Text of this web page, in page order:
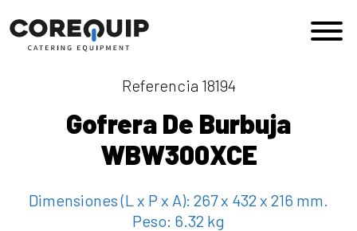
Navegación principal
Referencia 18194
Gofrera De Burbuja
WBW300XCE
Dimensiones (L x P x A): 267 x 432 x 216 mm.
Peso: 6.32 kg